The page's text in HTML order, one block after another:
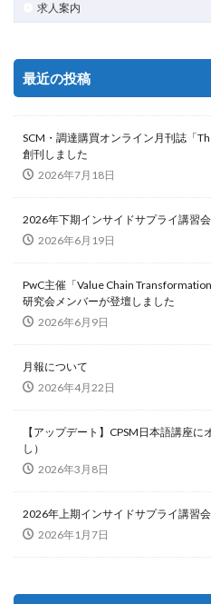
求人案内
最近の投稿
SCM・調達購買オンライン月刊誌「
創刊しました
2026年7月18日
2026年下期インサイドサプライ講習会
2026年6月19日
PwC主催「Value Chain
研究会メンバーが登壇しました
2026年6月9日
月報について
2026年4月22日
【アップデート】CPSM日本語講座
し）
2026年3月8日
2026年上期インサイドサプライ講習会
2026年1月7日